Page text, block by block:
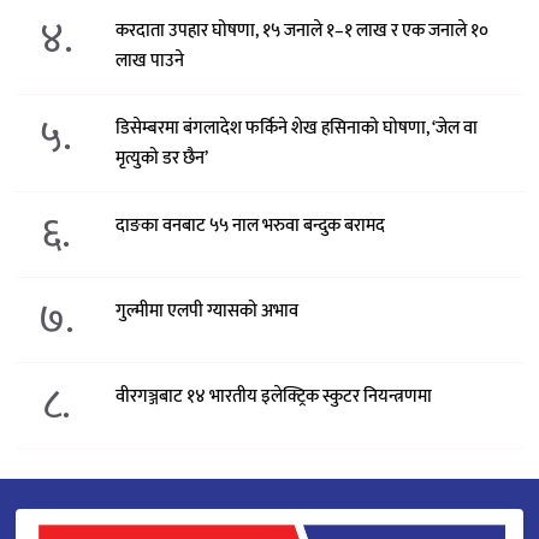
४.
करदाता उपहार घोषणा, १५ जनाले १–१ लाख र एक जनाले १०
लाख पाउने
५.
डिसेम्बरमा बंगलादेश फर्किने शेख हसिनाको घोषणा, ‘जेल वा
मृत्युको डर छैन’
६. दाङका वनबाट ५५ नाल भरुवा बन्दुक बरामद
७. गुल्मीमा एलपी ग्यासको अभाव
८. वीरगञ्जबाट १४ भारतीय इलेक्ट्रिक स्कुटर नियन्त्रणमा